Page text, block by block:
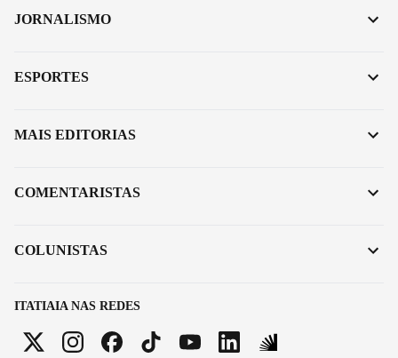
ITATIAIA NAS REDES
JORNALISMO
ESPORTES
MAIS EDITORIAS
COMENTARISTAS
COLUNISTAS